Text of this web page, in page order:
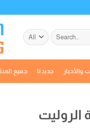
Search
for:
جميع جديدنا والأحبار
الروليت